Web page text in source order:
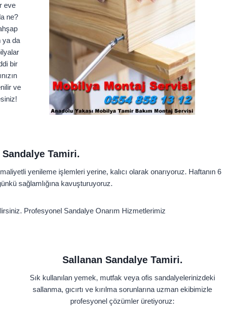
eve
ne?
ya da
bir
ve
Sandalye Tamiri.
yenileme işlemleri yerine, kalıcı olarak onarıyoruz. Haftanın 6
sağlamlığına kavuşturuyoruz.
Profesyonel Sandalye Onarım Hizmetlerimiz
Sallanan Sandalye Tamiri.
Sık kullanılan yemek, mutfak veya ofis sandalyelerinizdeki
sallanma, gıcırtı ve kırılma sorunlarına uzman ekibimizle
profesyonel çözümler üretiyoruz: